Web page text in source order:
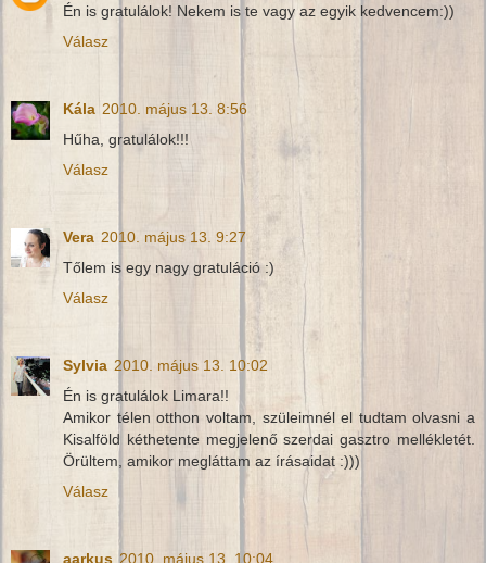
Én is gratulálok! Nekem is te vagy az egyik kedvencem:))
Válasz
Kála 2010. május 13. 8:56
Hűha, gratulálok!!!
Válasz
Vera 2010. május 13. 9:27
Tőlem is egy nagy gratuláció :)
Válasz
Sylvia 2010. május 13. 10:02
Én is gratulálok Limara!!
Amikor télen otthon voltam, szüleimnél el tudtam olvasni a
Kisalföld kéthetente megjelenő szerdai gasztro mellékletét.
Örültem, amikor megláttam az írásaidat :)))
Válasz
aarkus 2010. május 13. 10:04